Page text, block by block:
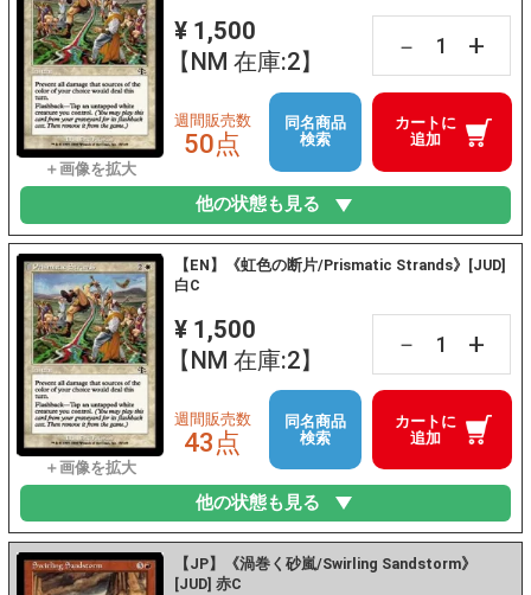
¥ 1,500
【NM 在庫:2】
－ +
カートに
追加
週間販売数
50点
同名商品
検索
他の状態も見る
【EN】《虹色の断片/Prismatic Strands》[JUD]
白C
¥ 1,500
【NM 在庫:2】
－ +
カートに
追加
週間販売数
43点
同名商品
検索
他の状態も見る
【JP】《渦巻く砂嵐/Swirling Sandstorm》
[JUD] 赤C